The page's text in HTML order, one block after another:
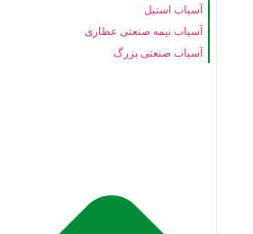
آسیاب استیل
آسیاب نیمه صنعتی عطاری
آسیاب صنعتی بزرگ